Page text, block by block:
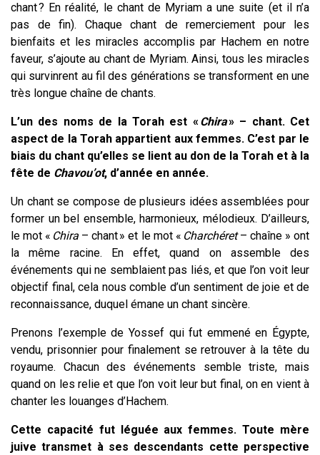
chant ? En réalité, le chant de Myriam a une suite (et il n’a
pas de fin). Chaque chant de remerciement pour les
bienfaits et les miracles accomplis par Hachem en notre
faveur, s’ajoute au chant de Myriam. Ainsi, tous les miracles
qui survinrent au fil des générations se transforment en une
très longue chaîne de chants.
L’un des noms de la Torah est « Chira» – chant. Cet
aspect de la Torah appartient aux femmes. C’est par le
biais du chant qu’elles se lient au don de la Torah et à la
fête de Chavou’ot, d’année en année.
Un chant se compose de plusieurs idées assemblées pour
former un bel ensemble, harmonieux, mélodieux. D’ailleurs,
le mot « Chira – chant » et le mot « Charchéret– chaîne » ont
la même racine. En effet, quand on assemble des
événements qui ne semblaient pas liés, et que l’on voit leur
objectif final, cela nous comble d’un sentiment de joie et de
reconnaissance, duquel émane un chant sincère.
Prenons l’exemple de Yossef qui fut emmené en Égypte,
vendu, prisonnier pour finalement se retrouver à la tête du
royaume. Chacun des événements semble triste, mais
quand on les relie et que l’on voit leur but final, on en vient à
chanter les louanges d’Hachem.
Cette capacité fut léguée aux femmes. Toute mère
juive transmet à ses descendants cette perspective